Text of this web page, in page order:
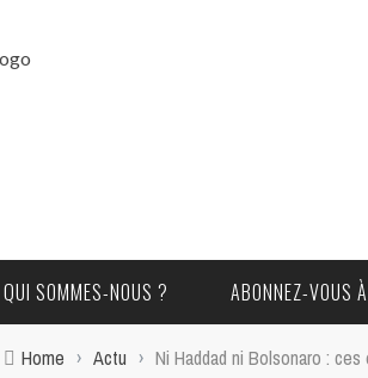
QUI SOMMES-NOUS ? ABONNEZ-VOUS
Home › Actu › Ni Haddad ni Bolsonaro :